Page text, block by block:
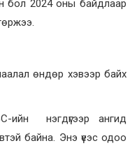
бол 2024 оны байдлаар
өндөр хэвээр байх
нэгдүгээр ангид
байна. Энэ үеэс одоо